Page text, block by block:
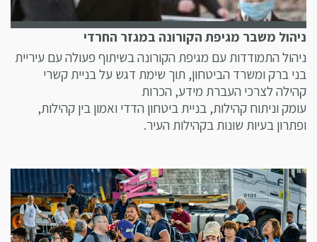
ניהול משבר מגיפת הקורונה במגזר החרדי
ניהול התמודדות עם מגיפת הקורונה בשיתוף פעולה עם עיריית
בני ברק ומשרד הביטחון, תוך שימת דגש על בניית קשרי
קהילה לצרכי העברת מידע, הכרות
עומק וניתוח קהילות, בניית ביטחון הדדי ואמון בין קהילות,
ופתרון בעיות שונות בקהילות העיר.